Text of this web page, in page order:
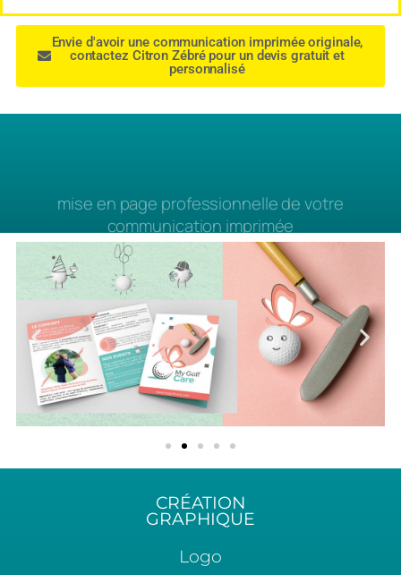
Envie d'avoir une communication imprimée originale,
contactez Citron Zébré pour un devis gratuit et
personnalisé
par une agence de communication drômoise
CRÉATION
GRAPHIQUE
Logo